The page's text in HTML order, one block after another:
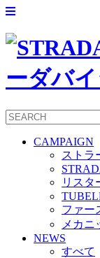
CAMPAIGN
ストラ
リスタ
ファー
メカニ
NEWS
すべて